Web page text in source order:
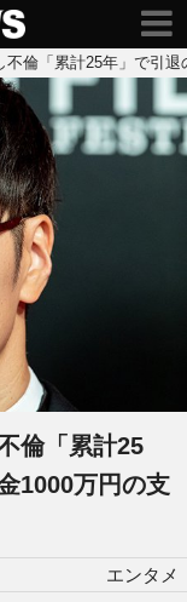
不倫「累計25年」で引
倫「累計25
1000万円の支
エンタメ